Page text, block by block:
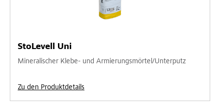
StoLevell Uni
Mineralischer Klebe- und Armierungsmörtel/Unterputz
Zu den Produktdetails